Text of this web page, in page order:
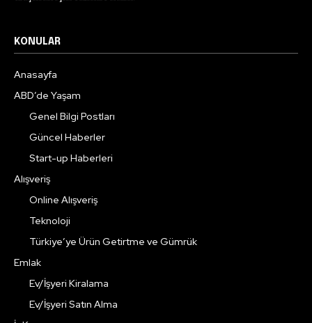
KONULAR
Anasayfa
ABD’de Yaşam
Genel Bilgi Postları
Güncel Haberler
Start-up Haberleri
Alışveriş
Online Alışveriş
Teknoloji
Türkiye’ye Ürün Getirtme ve Gümrük
Emlak
Ev/İşyeri Kiralama
Ev/İşyeri Satın Alma